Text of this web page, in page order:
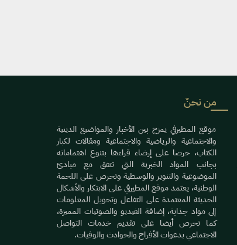
من نحنٌ
موقع المطيرفي يمزج بين الأخبار والمواضيع الدينية
والاجتماعية والرياضية والاجتماعية ومقالات لكبار
الكتاب، حرصا على إرضاء قراءها بتنوع اهتماماته
بجانب المواد الخبرية التي تتفق مع مبادئ
الموضوعية والتنوير والوسطية ونحرص على اللحمة
الوطنية، يعتمد موقع المطيرفي على الابتكار والأشكال
الحديثة المعتمدة على التفاعل وتحويل المعلومات
إلى مواد جذابة، إضافة الفيديو والصوتيات المميزة،
كما نحرص أيضا على تقديم خدمات التواصل
الاجتماعي بدعوات الأفراح والحوادث والوفيات.